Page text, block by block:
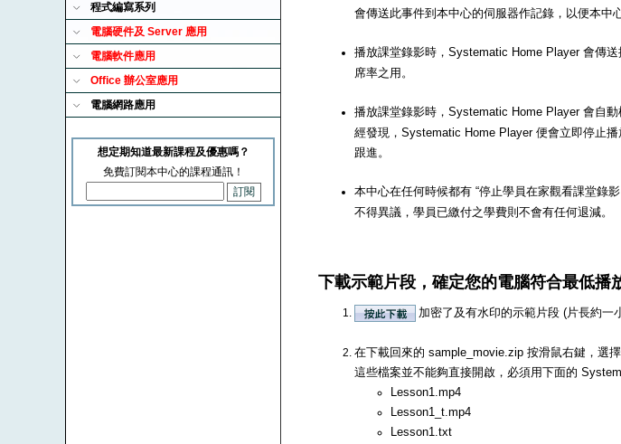
程式編寫系列
電腦硬件及 Server 應用
電腦軟件應用
Office 辦公室應用
電腦網路應用
想定期知道最新課程及優惠嗎？
免費訂閱本中心的課程通訊！
會傳送此事件到本中心的伺服器作記錄，以便本中
播放課堂錄影時，Systematic Home Player 會傳
席率之用。
播放課堂錄影時，Systematic Home Player 會自
經發現，Systematic Home Player 便會立即停止
跟進。
本中心在任何時候都有 “停止學員在家觀看課堂錄
不得異議，學員已繳付之學費則不會有任何退減。
下載示範片段，確定您的電腦符合最低播
加密了及有水印的示範片段 (片長約一
在下載回來的 sample_movie.zip 按滑鼠右鍵，選
這些檔案並不能夠直接開啟，必須用下面的
Lesson1.mp4
Lesson1_t.mp4
Lesson1.txt